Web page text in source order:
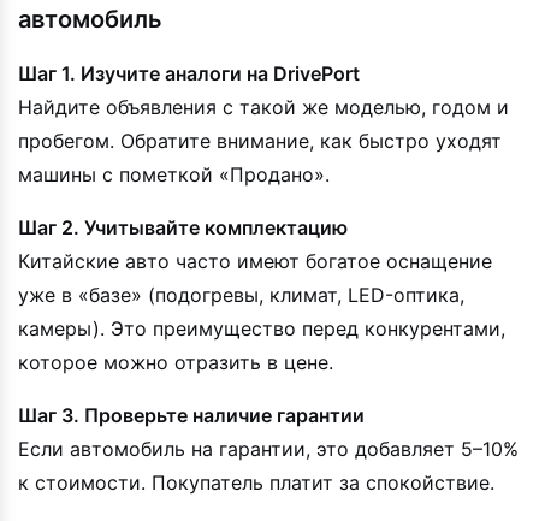
автомобиль
Шаг 1. Изучите аналоги на DrivePort
Найдите объявления с такой же моделью, годом и
пробегом. Обратите внимание, как быстро уходят
машины с пометкой «Продано».
Шаг 2. Учитывайте комплектацию
Китайские авто часто имеют богатое оснащение
уже в «базе» (подогревы, климат, LED-оптика,
камеры). Это преимущество перед конкурентами,
которое можно отразить в цене.
Шаг 3. Проверьте наличие гарантии
Если автомобиль на гарантии, это добавляет 5–10%
к стоимости. Покупатель платит за спокойствие.